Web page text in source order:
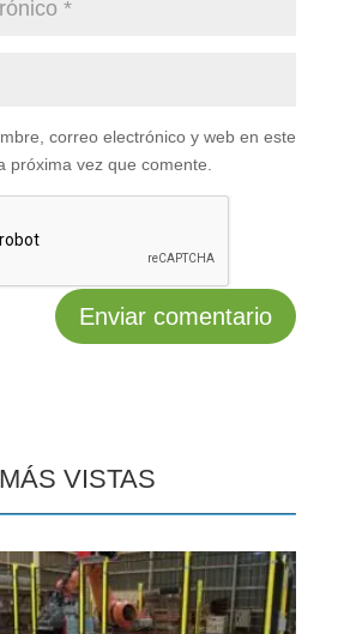
correo electrónico y web en este
próxima vez que comente.
VISTAS